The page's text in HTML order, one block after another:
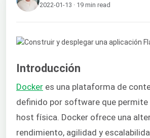
2022-01-13 · 19 min read
Introducción
Docker es una plataforma de
definido por software que
host física. Docker ofrece una
rendimiento, agilidad y